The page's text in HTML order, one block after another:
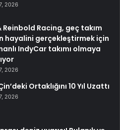
2026
Reinbold Racing, geç takım
hayalini gerçekleştirmek için
IndyCar takımı olmaya
2026
Ortaklığını 10 Yıl Uzattı
2026